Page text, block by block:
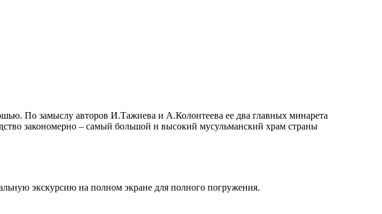
По замыслу авторов И.Тажиева и А.Колонтеева ее два главных минарета
закономерно – самый большой и высокий мусульманский храм страны
экскурсию на полном экране для полного погружения.